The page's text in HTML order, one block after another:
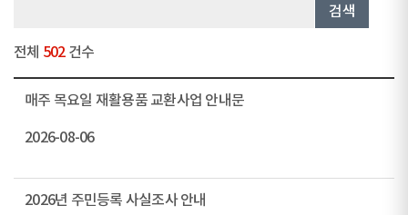
검색
전체 502건수
매주 목요일 재활용품 교환사업 안내문
2026-08-06
2026년 주민등록 사실조사 안내